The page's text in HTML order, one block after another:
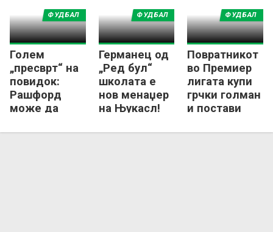
„Емирати“
Голем
„пресврт“ на
повидок:
Рашфорд
може да
Јунајтед!
ФУДБАЛ
Германец од
„Ред бул“
школата е
нов менаџер
на Њукасл!
ФУДБАЛ
Повратникот
во Премиер
лигата купи
грчки голман
и постави
рекорд
ФУДБАЛ